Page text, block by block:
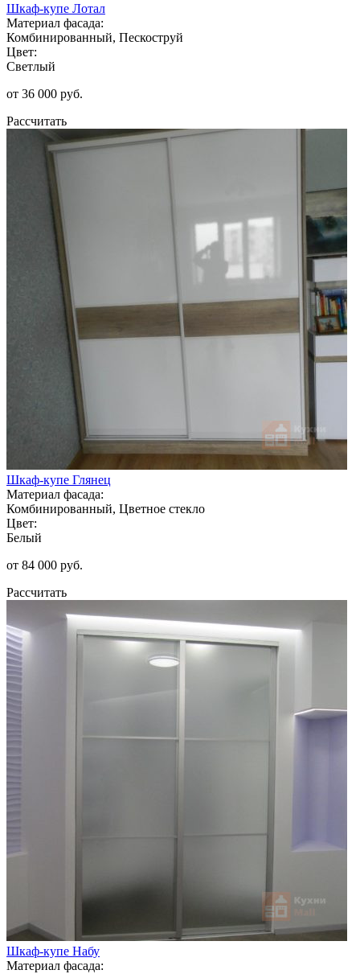
Шкаф-купе Лотал
Материал фасада:
Комбинированный, Пескоструй
Цвет:
Светлый
от 36 000 руб.
Рассчитать
Шкаф-купе Глянец
Материал фасада:
Комбинированный, Цветное стекло
Цвет:
Белый
от 84 000 руб.
Рассчитать
Шкаф-купе Набу
Материал фасада: